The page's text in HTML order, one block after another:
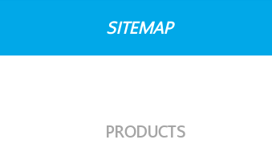
SITEMAP
PRODUCTS